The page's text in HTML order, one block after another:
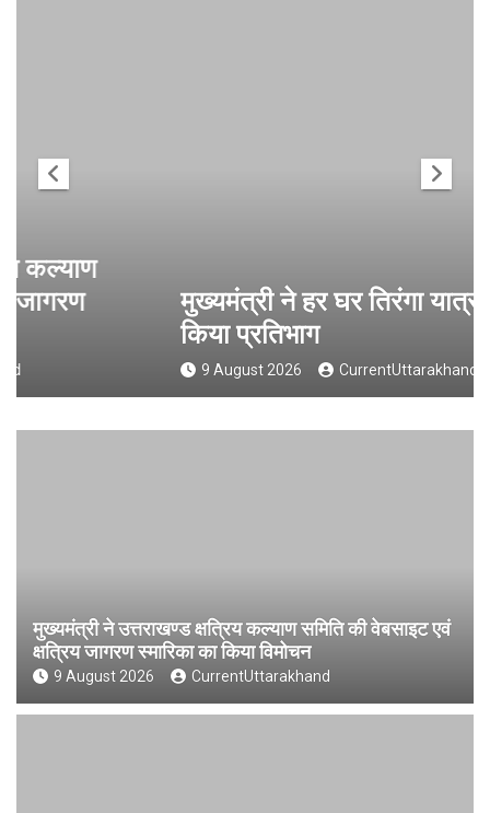
मुख्यमंत्री ने हर घर तिरंगा यात्रा कार्यक्रम में
CurrentUttarakhand
मुख्यमंत्री ने उत्तराखण्ड क्षत्रिय कल्याण समिति की वेबसाइट एवं
क्षत्रिय जागरण स्मारिका का किया विमोचन
9 August 2026 CurrentUttarakhand